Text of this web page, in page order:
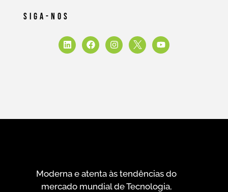
Siga-Nos
Moderna e atenta às tendências do
mercado mundial de Tecnologia,